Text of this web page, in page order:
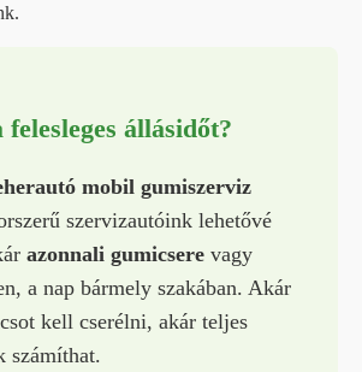
állásidőt?
mobil gumiszerviz
szervizautóink lehetővé
azonnali gumicsere vagy
a nap bármely szakában. Akár
kell cserélni, akár teljes
számíthat.